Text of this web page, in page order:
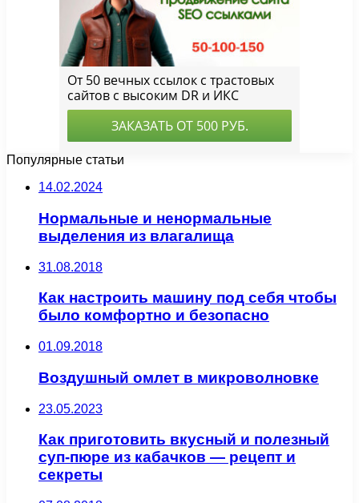
Популярные статьи
14.02.2024
Нормальные и ненормальные
выделения из влагалища
31.08.2018
Как настроить машину под себя чтобы
было комфортно и безопасно
01.09.2018
Воздушный омлет в микроволновке
23.05.2023
Как приготовить вкусный и полезный
суп-пюре из кабачков — рецепт и
секреты